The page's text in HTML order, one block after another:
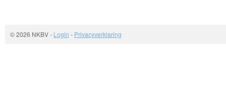
© 2026 NKBV- Login - Privacyverklaring